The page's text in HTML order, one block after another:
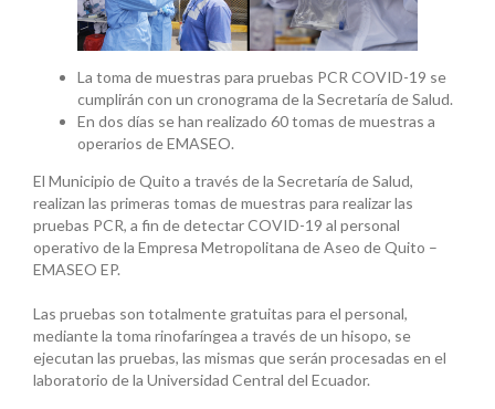
La toma de muestras para pruebas PCR COVID-19 se
cumplirán con un cronograma de la Secretaría de Salud.
En dos días se han realizado 60 tomas de muestras a
operarios de EMASEO.
El Municipio de Quito a través de la Secretaría de Salud,
realizan las primeras tomas de muestras para realizar las
pruebas PCR, a fin de detectar COVID-19 al personal
operativo de la Empresa Metropolitana de Aseo de Quito –
EMASEO EP.
Las pruebas son totalmente gratuitas para el personal,
mediante la toma rinofaríngea a través de un hisopo, se
ejecutan las pruebas, las mismas que serán procesadas en el
laboratorio de la Universidad Central del Ecuador.